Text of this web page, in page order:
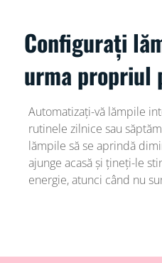
Configurați
urma propriul
Automatizați-vă lămpile
rutinele zilnice sau
lămpile să se aprindă
ajunge acasă și țineți-le
energie, atunci când nu